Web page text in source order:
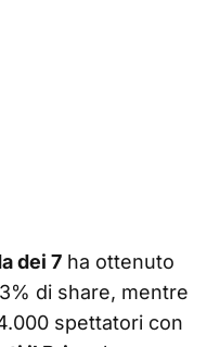
dei 7 ha ottenuto
di share, mentre
spettatori con